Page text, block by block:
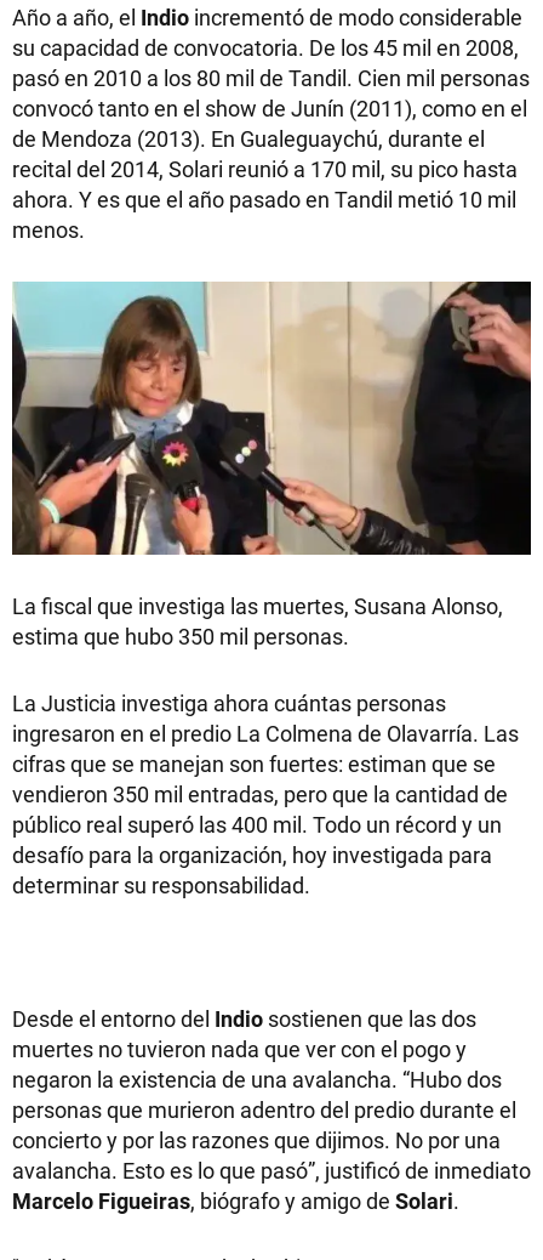
Año a año, el Indio incrementó de modo considerable
su capacidad de convocatoria. De los 45 mil en 2008,
pasó en 2010 a los 80 mil de Tandil. Cien mil personas
convocó tanto en el show de Junín (2011), como en el
de Mendoza (2013). En Gualeguaychú, durante el
recital del 2014, Solari reunió a 170 mil, su pico hasta
ahora. Y es que el año pasado en Tandil metió 10 mil
menos.
La fiscal que investiga las muertes, Susana Alonso,
estima que hubo 350 mil personas.
La Justicia investiga ahora cuántas personas
ingresaron en el predio La Colmena de Olavarría. Las
cifras que se manejan son fuertes: estiman que se
vendieron 350 mil entradas, pero que la cantidad de
público real superó las 400 mil. Todo un récord y un
desafío para la organización, hoy investigada para
determinar su responsabilidad.
Desde el entorno del Indio sostienen que las dos
muertes no tuvieron nada que ver con el pogo y
negaron la existencia de una avalancha. “Hubo dos
personas que murieron adentro del predio durante el
concierto y por las razones que dijimos. No por una
avalancha. Esto es lo que pasó”, justificó de inmediato
Marcelo Figueiras, biógrafo y amigo de Solari.